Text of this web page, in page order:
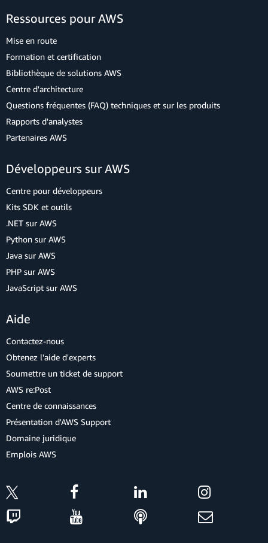
Ressources pour AWS
Mise en route
Formation et certification
Bibliothèque de solutions AWS
Centre d'architecture
Questions fréquentes (FAQ) techniques et sur les produits
Rapports d'analystes
Partenaires AWS
Développeurs sur AWS
Centre pour développeurs
Kits SDK et outils
.NET sur AWS
Python sur AWS
Java sur AWS
PHP sur AWS
JavaScript sur AWS
Aide
Contactez-nous
Obtenez l'aide d'experts
Soumettre un ticket de support
AWS re:Post
Centre de connaissances
Présentation d'AWS Support
Domaine juridique
Emplois AWS